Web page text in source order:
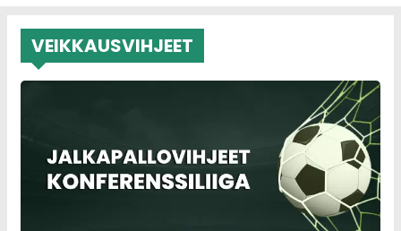
VEIKKAUSVIHJEET